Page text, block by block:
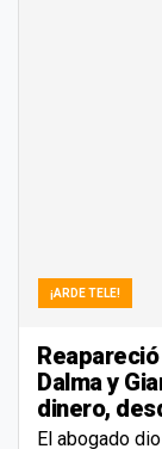
¡ARDE TELE!
Dalma y
dinero,
El abogado